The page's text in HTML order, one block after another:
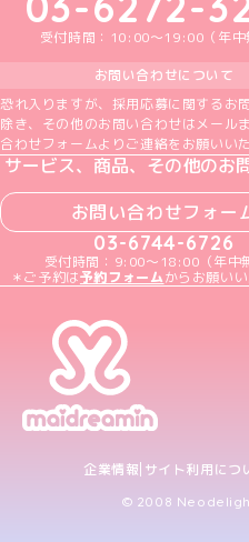
受付時間：10:00～19:00（年中
お問い合わせについて
恐れ入りますが、採用応募に関するお
除き、その他のお問い合わせはメール
合わせフォームよりご連絡をお願いい
サービス、商品、その他のお
お問い合わせフォー
03-6744-6726
受付時間：9:00～18:00（年中
＊ご予約は予約フォームからお願いい
企業情報 サイト利用につ
© 2008